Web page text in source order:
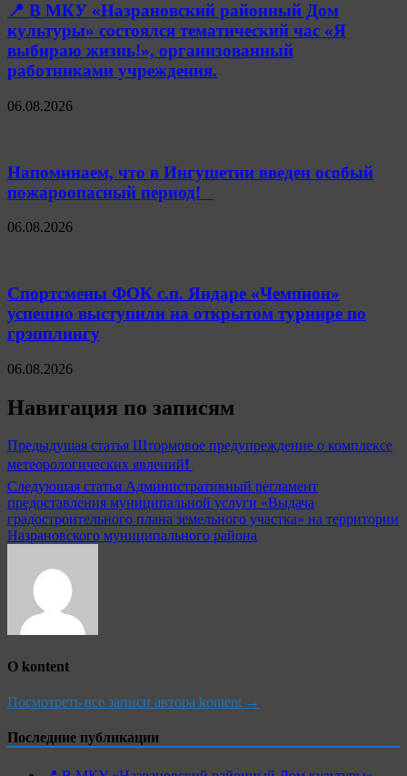
📍 В МКУ «Назрановский районный Дом
культуры» состоялся тематический час «Я
выбираю жизнь!», организованный
работниками учреждения.
06.08.2026
Напоминаем, что в Ингушетии введен особый
пожароопасный период!⁣⁣⠀
06.08.2026
Спортсмены ФОК с.п. Яндаре «Чемпион»
успешно выступили на открытом турнире по
грэпплингу
06.08.2026
Навигация по записям
Предыдущая статья Штормовое предупреждение о комплексе
метеорологических явлений❗️
Следующая статья Административный регламент
предоставления муниципальной услуги «Выдача
градостроительного плана земельного участка» на территории
Назрановского муниципального района
О kontent
Посмотреть все записи автора kontent →
Последние публикации